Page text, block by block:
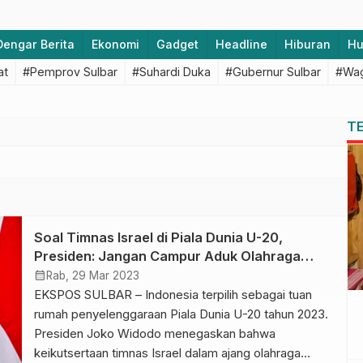
Berita Ekonomi Gadget Headline Hiburan
#Pemprov Sulbar #Suhardi Duka #Gubernur Sulbar
Soal Timnas Israel di Piala Dunia U-20,
Presiden: Jangan Campur Aduk Olahraga
dengan Politik
calendar_month Rab, 29 Mar 2023
EKSPOS SULBAR – Indonesia terpilih sebagai tuan
rumah penyelenggaraan Piala Dunia U-20 tahun 2023.
Presiden Joko Widodo menegaskan bahwa
keikutsertaan timnas Israel dalam ajang olahraga